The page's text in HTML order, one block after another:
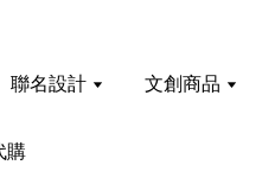
聯名設計 文創商品
購